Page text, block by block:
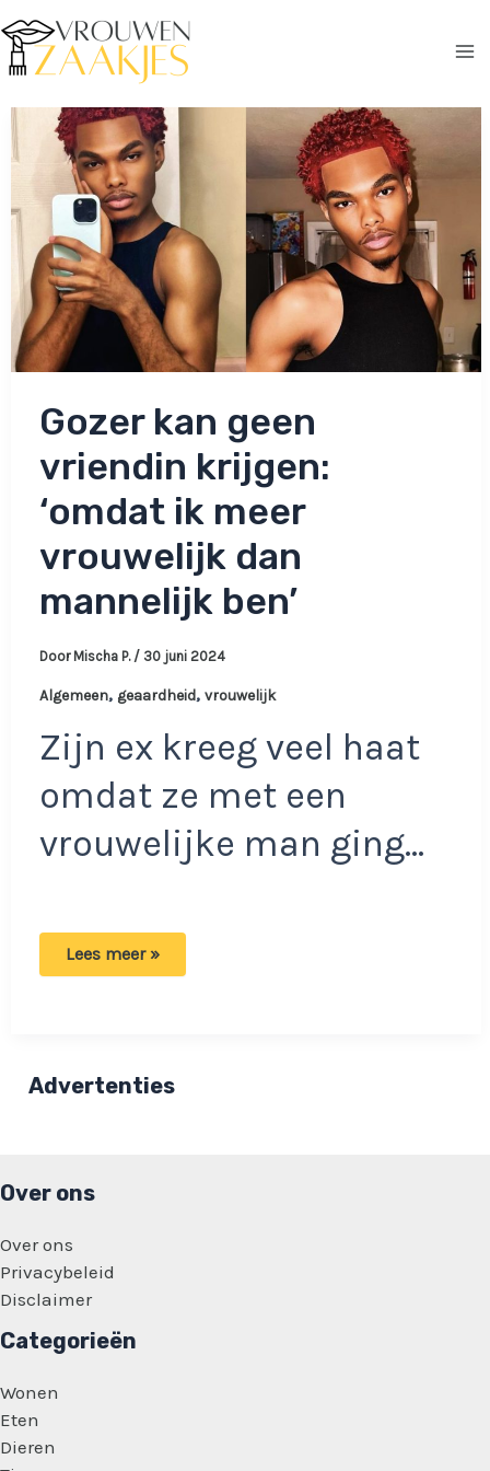
naar
de
Gozer kan geen
vriendin krijgen:
‘omdat ik meer
vrouwelijk dan
mannelijk ben’
Door Mischa P. / 30 juni 2024
Algemeen, geaardheid, vrouwelijk
Zijn ex kreeg veel haat
omdat ze met een
vrouwelijke man ging…
Gozer
meer
vrouwelijk
Lees meer »
Advertenties
Over ons
Over ons
Privacybeleid
Disclaimer
Categorieën
Wonen
Eten
Dieren